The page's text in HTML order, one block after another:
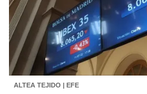
ALTEA TEJIDO | EFE